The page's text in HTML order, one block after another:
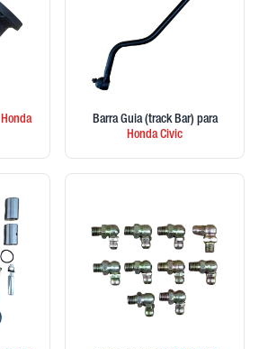
Honda
Barra Guia (track Bar) para
HondaCivic